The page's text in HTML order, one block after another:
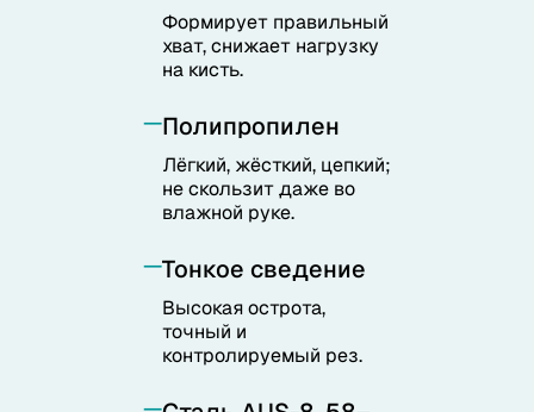
Формирует правильный
хват, снижает нагрузку
на кисть.
Полипропилен
Лёгкий, жёсткий, цепкий;
не скользит даже во
влажной руке.
Тонкое сведение
Высокая острота,
точный и
контролируемый рез.